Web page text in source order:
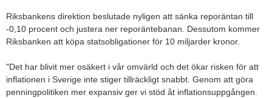
Riksbankens direktion beslutade nyligen att sänka reporäntan till
-0,10 procent och justera ner reporäntebanan. Dessutom kommer
Riksbanken att köpa statsobligationer för 10 miljarder kronor.
"Det har blivit mer osäkert i vår omvärld och det ökar risken för att
inflationen i Sverige inte stiger tillräckligt snabbt. Genom att göra
penningpolitiken mer expansiv ger vi stöd åt inflationsuppgången.